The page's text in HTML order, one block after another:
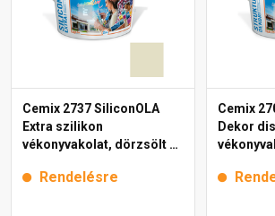
Cemix 2737 SiliconOLA
Extra szilikon
vékonyvakolat, dörzsölt 2
Rendelésre
Cemix
Dekor